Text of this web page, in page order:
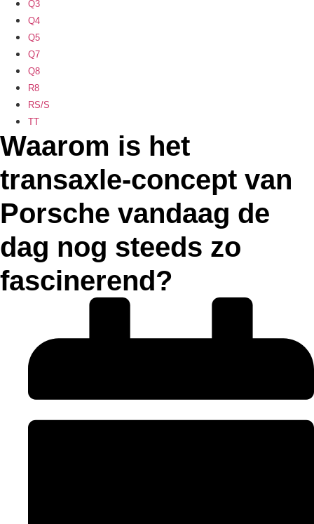
Q3
Q4
Q5
Q7
Q8
R8
RS/S
TT
Waarom is het
transaxle-concept van
Porsche vandaag de
dag nog steeds zo
fascinerend?